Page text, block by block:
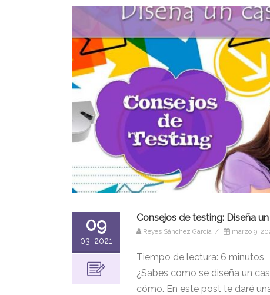
09
03, 2021
Consejos de testing: Diseña
Reyes Sánchez García / marzo 9,
Tiempo de lectura: 6 minutos
¿Sabes como se diseña un
cómo. En este post te daré